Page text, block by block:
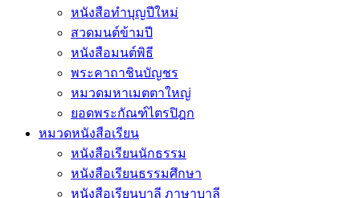
หนังสือทำบุญปีใหม่
สวดมนต์ข้ามปี
หนังสือมนต์พิธี
พระคาถาชินบัญชร
หมวดมหาเมตตาใหญ่
ยอดพระกัณฑ์ไตรปิฎก
หมวดหนังสือเรียน
หนังสือเรียนนักธรรม
หนังสือเรียนธรรมศึกษา
หนังสือเรียนบาลี ภาษาบาลี